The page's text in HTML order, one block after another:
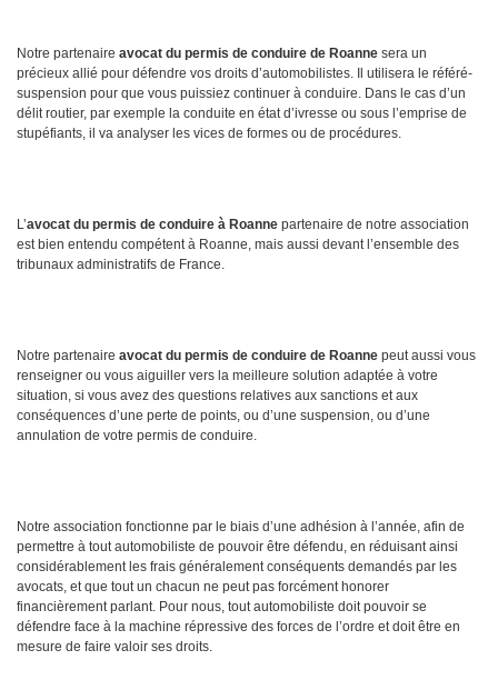
Notre partenaire avocat du permis de conduire de Roanne sera un
précieux allié pour défendre vos droits d’automobilistes. Il utilisera le référé-
suspension pour que vous puissiez continuer à conduire. Dans le cas d’un
délit routier, par exemple la conduite en état d’ivresse ou sous l’emprise de
stupéfiants, il va analyser les vices de formes ou de procédures.
L’avocat du permis de conduire à Roanne partenaire de notre association
est bien entendu compétent à Roanne, mais aussi devant l’ensemble des
tribunaux administratifs de France.
Notre partenaire avocat du permis de conduire de Roanne peut aussi vous
renseigner ou vous aiguiller vers la meilleure solution adaptée à votre
situation, si vous avez des questions relatives aux sanctions et aux
conséquences d’une perte de points, ou d’une suspension, ou d’une
annulation de votre permis de conduire.
Notre association fonctionne par le biais d’une adhésion à l’année, afin de
permettre à tout automobiliste de pouvoir être défendu, en réduisant ainsi
considérablement les frais généralement conséquents demandés par les
avocats, et que tout un chacun ne peut pas forcément honorer
financièrement parlant. Pour nous, tout automobiliste doit pouvoir se
défendre face à la machine répressive des forces de l’ordre et doit être en
mesure de faire valoir ses droits.